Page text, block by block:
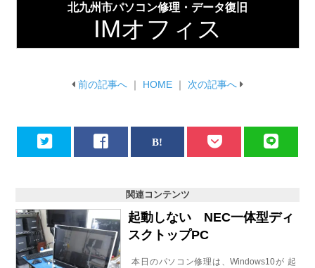
北九州市パソコン修理・データ復旧
IMオフィス
前の記事へ ｜ HOME ｜ 次の記事へ
関連コンテンツ
起動しない NEC一体型ディ
スクトップPC
本日のパソコン修理は、Windows10が 起